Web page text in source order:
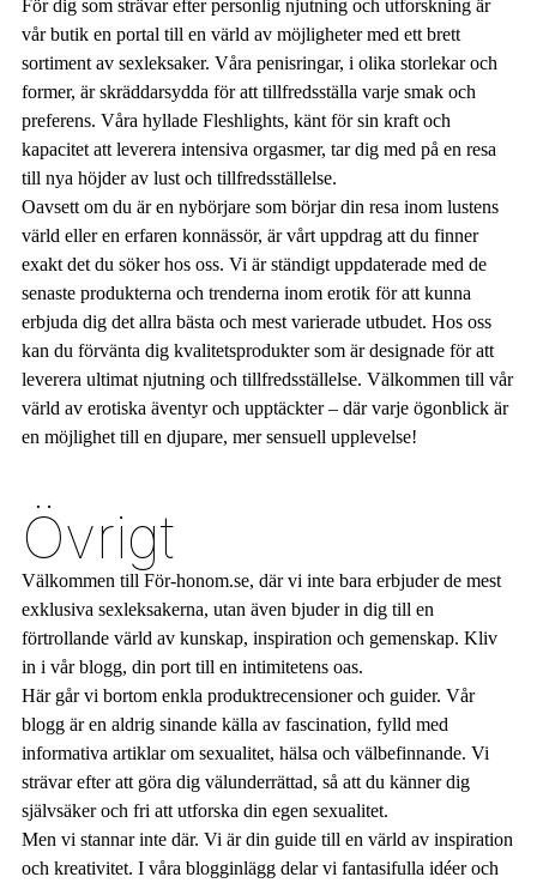
För dig som strävar efter personlig njutning och utforskning är
vår butik en portal till en värld av möjligheter med ett brett
sortiment av sexleksaker. Våra penisringar, i olika storlekar och
former, är skräddarsydda för att tillfredsställa varje smak och
preferens. Våra hyllade Fleshlights, känt för sin kraft och
kapacitet att leverera intensiva orgasmer, tar dig med på en resa
till nya höjder av lust och tillfredsställelse.
Oavsett om du är en nybörjare som börjar din resa inom lustens
värld eller en erfaren konnässör, är vårt uppdrag att du finner
exakt det du söker hos oss. Vi är ständigt uppdaterade med de
senaste produkterna och trenderna inom erotik för att kunna
erbjuda dig det allra bästa och mest varierade utbudet. Hos oss
kan du förvänta dig kvalitetsprodukter som är designade för att
leverera ultimat njutning och tillfredsställelse. Välkommen till vår
värld av erotiska äventyr och upptäckter – där varje ögonblick är
en möjlighet till en djupare, mer sensuell upplevelse!
Övrigt
Välkommen till För-honom.se, där vi inte bara erbjuder de mest
exklusiva sexleksakerna, utan även bjuder in dig till en
förtrollande värld av kunskap, inspiration och gemenskap. Kliv
in i vår blogg, din port till en intimitetens oas.
Här går vi bortom enkla produktrecensioner och guider. Vår
blogg är en aldrig sinande källa av fascination, fylld med
informativa artiklar om sexualitet, hälsa och välbefinnande. Vi
strävar efter att göra dig välunderrättad, så att du känner dig
självsäker och fri att utforska din egen sexualitet.
Men vi stannar inte där. Vi är din guide till en värld av inspiration
och kreativitet. I våra blogginlägg delar vi fantasifulla idéer och